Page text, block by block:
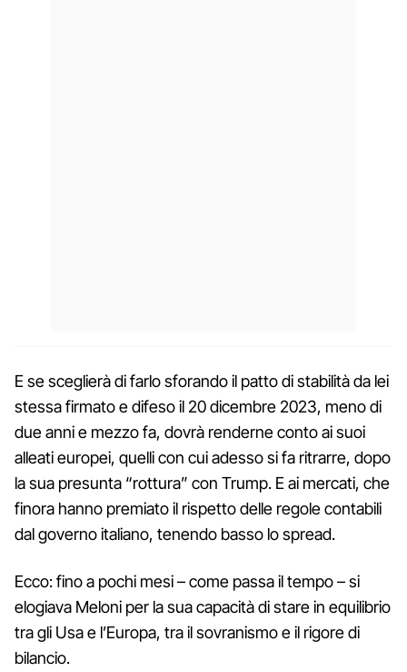
E se sceglierà di farlo sforando il patto di stabilità da lei
stessa firmato e difeso il 20 dicembre 2023, meno di
due anni e mezzo fa, dovrà renderne conto ai suoi
alleati europei, quelli con cui adesso si fa ritrarre, dopo
la sua presunta “rottura” con Trump. E ai mercati, che
finora hanno premiato il rispetto delle regole contabili
dal governo italiano, tenendo basso lo spread.
Ecco: fino a pochi mesi – come passa il tempo – si
elogiava Meloni per la sua capacità di stare in equilibrio
tra gli Usa e l’Europa, tra il sovranismo e il rigore di
bilancio.